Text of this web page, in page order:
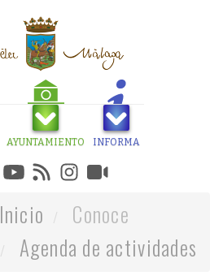
AYUNTAMIENTO INFORMA
Inicio
Conoce
Agenda de actividades